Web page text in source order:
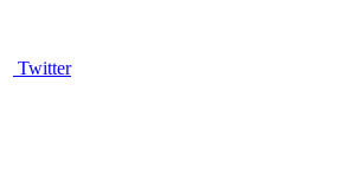
Twitter